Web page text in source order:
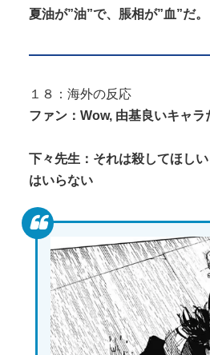
夏油が”油”で、脹相が”血”だ。
１８：海外の反応
ファン：Wow, 由基良いキャラ
下々先生：それは殺してほし
はいらない